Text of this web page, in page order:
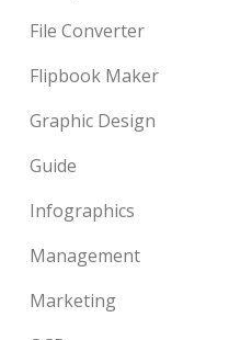
File Converter
Flipbook Maker
Graphic Design
Guide
Infographics
Management
Marketing